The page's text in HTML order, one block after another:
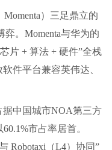
）三足鼎立的
。Momenta与华为的
片 + 算法 + 硬件”全栈
件平台兼容英伟达、
据中国城市NOA第三方
市占率居首。
Robotaxi（L4）协同”